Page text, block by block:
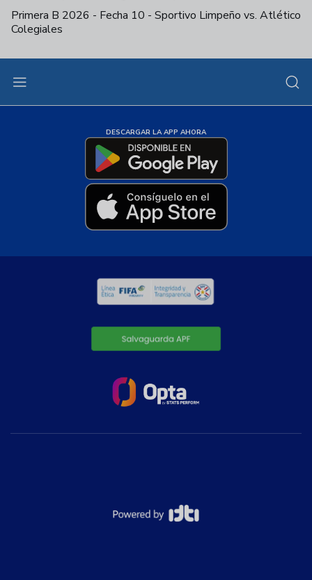
Primera B 2026 - Fecha 10 - Sportivo Limpeño vs. Atlético
Colegiales
DESCARGAR LA APP AHORA